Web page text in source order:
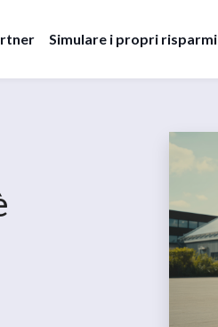
Simulare i propri risparmi